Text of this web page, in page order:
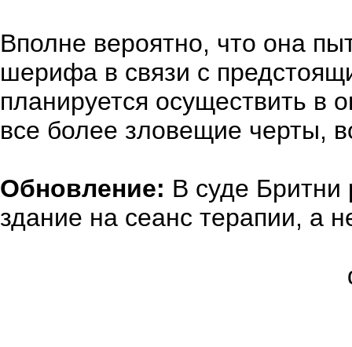
Вполне вероятно, что она
шерифа в связи с
планируется осуществить в
все более зловещие черты,
Обновление: В суде Бритни
здание на сеанс терапии, а